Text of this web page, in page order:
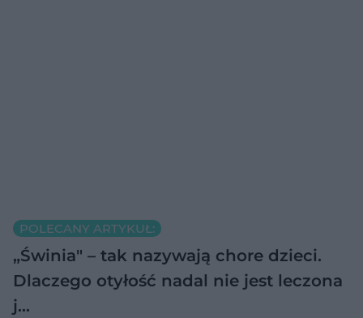
POLECANY ARTYKUŁ:
„Świnia" – tak nazywają chore dzieci.
Dlaczego otyłość nadal nie jest leczona
j…